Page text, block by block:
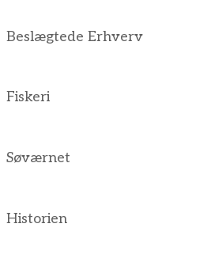
Beslægtede Erhverv
Fiskeri
Søværnet
Historien